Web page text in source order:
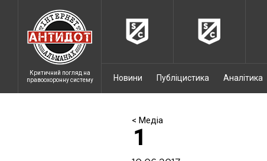
Критичний погляд на
правоохоронну систему
Новини Публіцистика Аналітика
< Медіа
1